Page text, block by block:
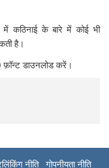
कठिनाई के बारे में कोई भी
है।
फ़ॉन्ट डाउनलोड करें।
नीति गोपनीयता नीति